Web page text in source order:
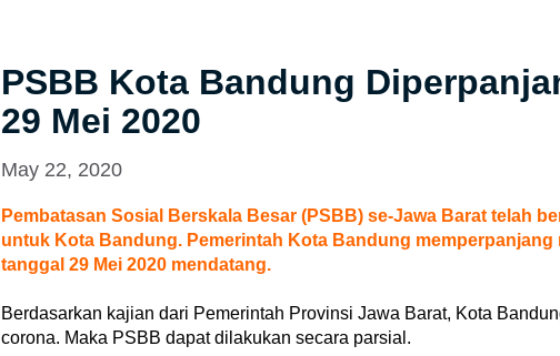
PSBB Kota Bandung
29 Mei 2020
May 22, 2020
Pembatasan Sosial Berskala Besar (PSBB) se-Jawa Barat telah
untuk Kota Bandung. Pemerintah Kota Bandung memperpanjang
tanggal 29 Mei 2020 mendatang.
Berdasarkan kajian dari Pemerintah Provinsi Jawa Barat, Kota
corona. Maka PSBB dapat dilakukan secara parsial.